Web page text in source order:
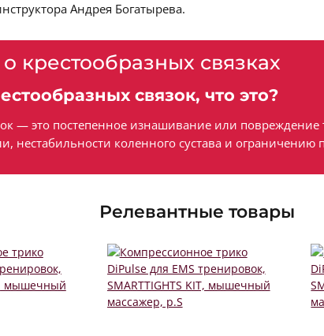
Андрея Богатырева.
крестообразных связках
связок, что это?
— это постепенное изнашивание или повреждение
нестабильности коленного сустава и ограничению
Релевантные товары